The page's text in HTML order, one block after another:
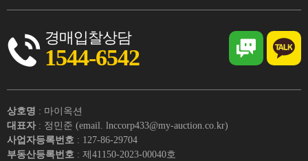
경매입찰상담
1544-6542
상호명 : 마이옥션
대표자 : 정민준 (email. lnccorp433@my-auction.co.kr)
사업자등록번호 : 127-86-29704
부동산등록번호 : 제41150-2023-00040호